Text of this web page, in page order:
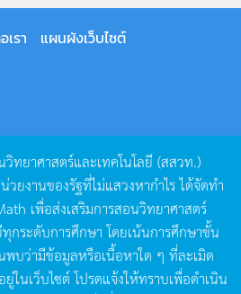
รา
แผนผังเว็บไซต์
ทยาศาสตร์และเทคโนโลยี (สสวท.)
วยงานของรัฐที่ไม่แสวงหากำไรได้จัดทำ
เพื่อส่งเสริมการสอนวิทยาศาสตร์
กระดับการศึกษา โดยเน้นการศึกษาขั้น
บว่ามีข้อมูลหรือเนื้อหาใด ๆ ที่ละเมิด
ในเว็บไซต์โปรดแจ้งให้ทราบเพื่อดำเนิน